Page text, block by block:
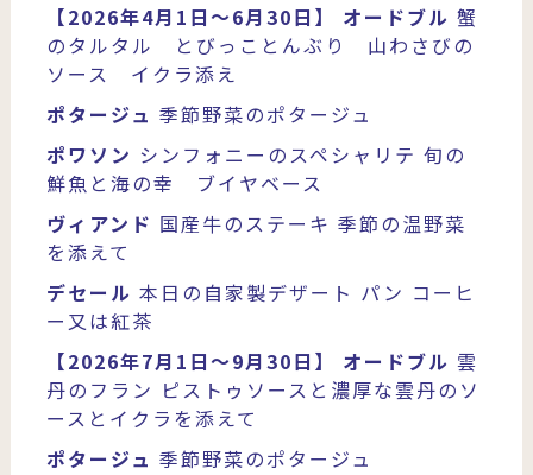
【2026年4月1日～6月30日】 オードブル 蟹
のタルタル とびっことんぶり 山わさびの
ソース イクラ添え
ポタージュ 季節野菜のポタージュ
ポワソン シンフォニーのスペシャリテ 旬の
鮮魚と海の幸 ブイヤベース
ヴィアンド 国産牛のステーキ 季節の温野菜
を添えて
デセール 本日の自家製デザート パン コーヒ
ー又は紅茶
【2026年7月1日～9月30日】
オードブル 雲
丹のフラン ピストゥソースと濃厚な雲丹のソ
ースとイクラを添えて
ポタージュ 季節野菜のポタージュ